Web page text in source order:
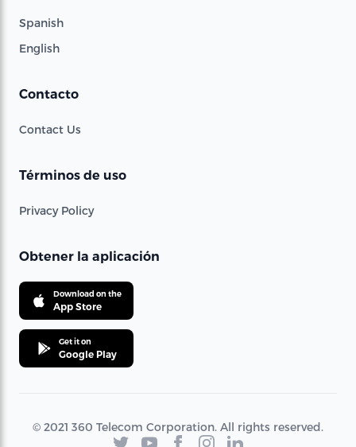
Spanish
English
Contacto
Contact Us
Términos de uso
Privacy Policy
Obtener la aplicación
Download on the
App Store
Get it on
Google Play
© 2021 360 Telecom Corporation. All rights reserved.